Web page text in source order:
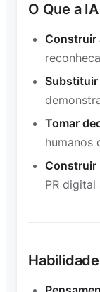
O Que a
Construir
Tomar
humanos
Construir
PR digital